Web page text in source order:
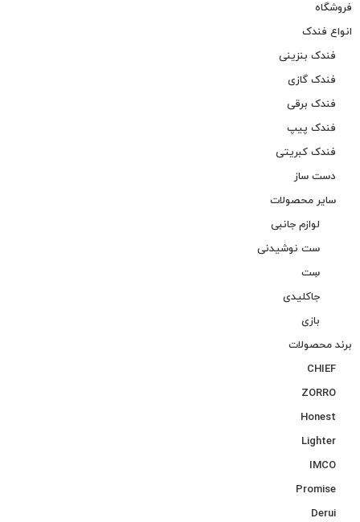
فروشگاه
انواع فندک
فندک بنزینی
فندک گازی
فندک برقی
فندک پیپ
فندک کبریتی
دست ساز
سایر محصولات
لوازم جانبی
ست نوشیدنی
سِت
جاکلیدی
بازی
برند محصولات
CHIEF
ZORRO
Honest
Lighter
IMCO
Promise
Derui